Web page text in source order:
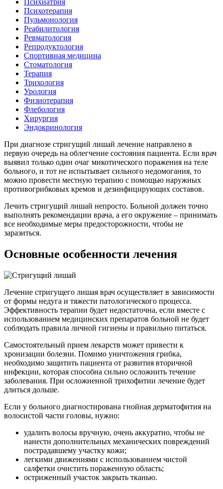
Психотерапия
Пульмонология
Реабилитология
Ревматология
Репродуктология
Спортивная медицина
Стоматология
Терапия
Трихология
Урология
Физиотерапия
Флебология
Хирургия
Эндокринология
При диагнозе стригущий лишай лечение направлено в
первую очередь на облегчение состояния пациента. Если врач
выявил только один очаг микотического поражения на теле
больного, и тот не испытывает сильного недомогания, то
можно провести местную терапию с помощью наружных
противогрибковых кремов и дезинфицирующих составов.
Лечить стригущий лишай непросто. Больной должен точно
выполнять рекомендации врача, а его окружение – принимать
все необходимые меры предосторожности, чтобы не
заразиться.
Основные особенности лечения
Лечение стригущего лишая врач осуществляет в зависимости
от формы недуга и тяжести патологического процесса.
Эффективность терапии будет недостаточна, если вместе с
использованием медицинских препаратов больной не будет
соблюдать правила личной гигиены и правильно питаться.
Самостоятельный прием лекарств может привести к
хронизации болезни. Помимо уничтожения грибка,
необходимо защитить пациента от развития вторичной
инфекции, которая способна сильно осложнить течение
заболевания. При осложненной трихофитии лечение будет
длиться дольше.
Если у больного диагностирована гнойная дерматофития на
волосистой части головы, нужно:
удалить волосы вручную, очень аккуратно, чтобы не
нанести дополнительных механических повреждений
пострадавшему участку кожи;
легкими движениями с использованием чистой
салфетки очистить пораженную область;
остриженный участок закрыть тканью.